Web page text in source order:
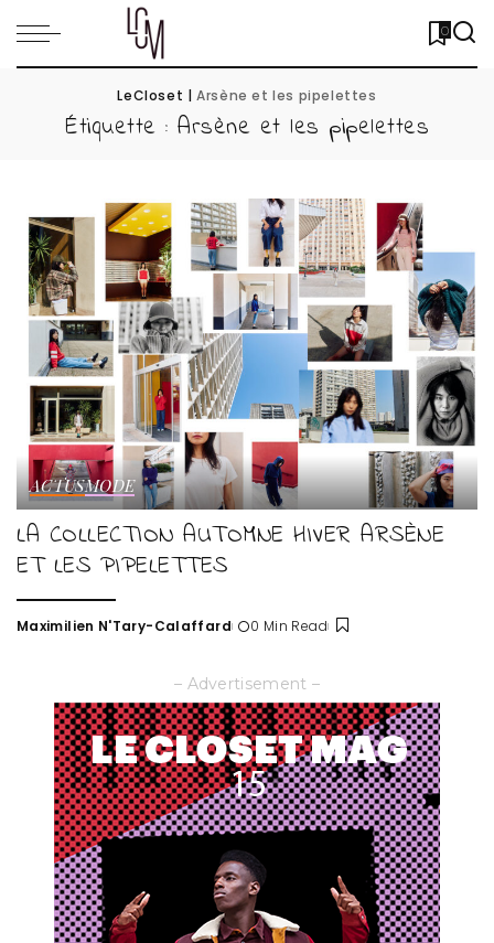
0
LeCloset |Arsène et les pipelettes
Étiquette : Arsène et les pipelettes
ACTUSMODE
LA COLLECTION AUTOMNE HIVER ARSÈNE
ET LES PIPELETTES
Posted
Maximilien N'Tary-Calaffard 0 Min Read
– Advertisement –